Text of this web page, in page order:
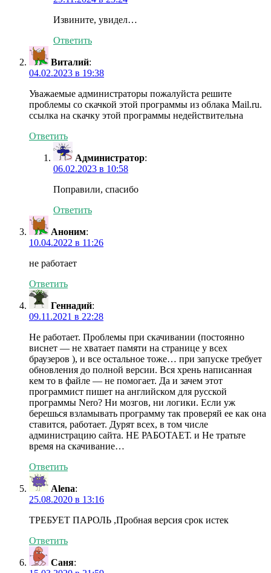
Извините, увидел…
Ответить
Виталий:
04.02.2023 в 19:38
Уважаемые администраторы пожалуйста решите
проблемы со скачкой этой программы из облака Mail.ru.
ссылка на скачку этой программы недействительна
Ответить
Администратор:
06.02.2023 в 10:58
Поправили, спасибо
Ответить
Аноним:
10.04.2022 в 11:26
не работает
Ответить
Геннадий:
09.11.2021 в 22:28
Не работает. Проблемы при скачивании (постоянно
виснет — не хватает памяти на странице у всех
браузеров ), и все остальное тоже… при запуске требует
обновления до полной версии. Вся хрень написанная
кем то в файле — не помогает. Да и зачем этот
программист пишет на английском для русской
программы Nero? Ни мозгов, ни логики. Если уж
берешься взламывать программу так проверяй ее как она
ставится, работает. Дурят всех, в том числе
администрацию сайта. НЕ РАБОТАЕТ. и Не тратьте
время на скачивание…
Ответить
Alena:
25.08.2020 в 13:16
ТРЕБУЕТ ПАРОЛЬ ,Пробная версия срок истек
Ответить
Саня: